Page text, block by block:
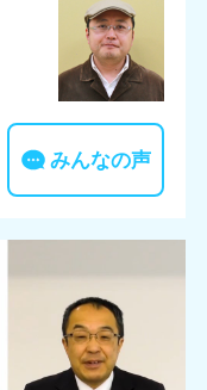
みんなの声